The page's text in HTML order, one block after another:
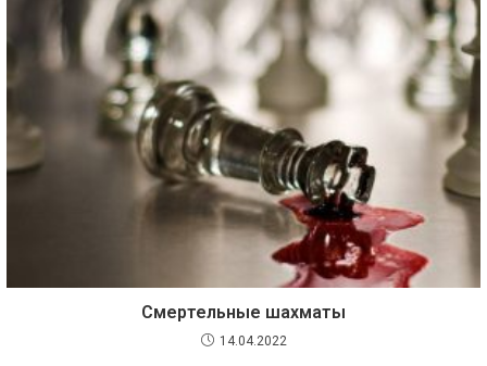
Смертельные шахматы
14.04.2022